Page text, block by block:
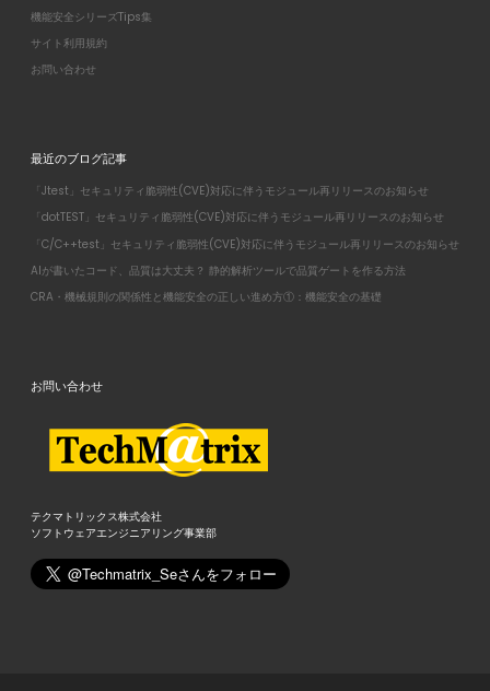
機能安全シリーズTips集
サイト利用規約
お問い合わせ
最近のブログ記事
「Jtest」セキュリティ脆弱性(CVE)対応に伴うモジュール再リリースのお知らせ
「dotTEST」セキュリティ脆弱性(CVE)対応に伴うモジュール再リリースのお知らせ
「C/C++test」セキュリティ脆弱性(CVE)対応に伴うモジュール再リリースのお知らせ
AIが書いたコード、品質は大丈夫？ 静的解析ツールで品質ゲートを作る方法
CRA・機械規則の関係性と機能安全の正しい進め方①：機能安全の基礎
お問い合わせ
テクマトリックス株式会社
ソフトウェアエンジニアリング事業部